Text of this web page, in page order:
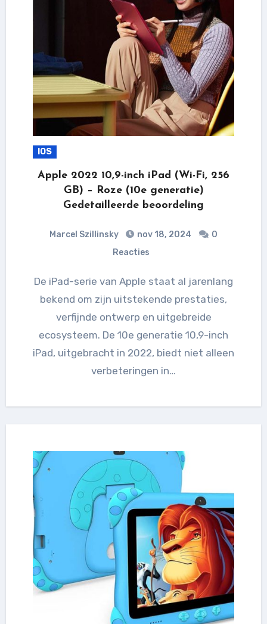
IOS
Apple 2022 10,9-inch iPad (Wi-Fi, 256
GB) – Roze (10e generatie)
Gedetailleerde beoordeling
Marcel Szillinsky nov 18, 2024
0
Reacties
De iPad-serie van Apple staat al jarenlang
bekend om zijn uitstekende prestaties,
verfijnde ontwerp en uitgebreide
ecosysteem. De 10e generatie 10,9-inch
iPad, uitgebracht in 2022, biedt niet alleen
verbeteringen in…